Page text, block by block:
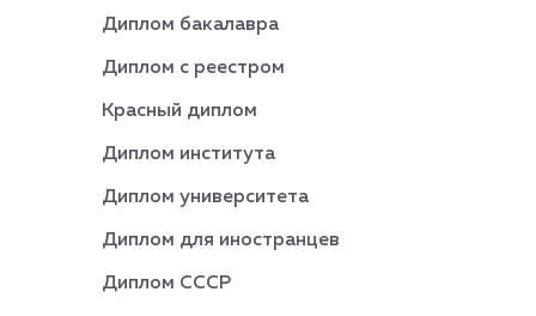
Диплом бакалавра
Диплом с реестром
Красный диплом
Диплом института
Диплом университета
Диплом для иностранцев
Диплом СССР